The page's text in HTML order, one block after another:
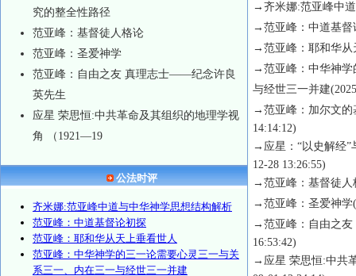
究的整全性路径
范亚峰：基督徒人格论
范亚峰：圣爱神学
范亚峰：自由之友 真理志士——纪念许良
英先生
应星 荣思恒:中共革命及其组织的地理学视
角 （1921—19
公法时评
齐米娜:范亚峰中道与中华神学思想结构解析
范亚峰：中道基督论初探
范亚峰：耶和华从天上垂看世人
范亚峰：中华神学的三一论需要心灵三一与关
系三一、内在三一与经世三一并建
→ 齐米娜:范亚峰中
→ 范亚峰：中道基督
→ 范亚峰：耶和华从
→ 范亚峰：中华神
与经世三一并建
→ 范亚峰：加尔文
14:14:12)
→ 应星：“以史解经
12-28 13:26:55)
→ 范亚峰：基督徒人
→ 范亚峰：圣爱神学
→ 范亚峰：自由之
16:53:42)
→ 应星 荣思恒:中共